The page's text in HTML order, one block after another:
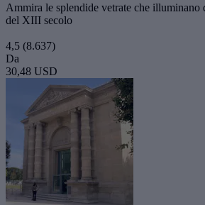
Ammira le splendide vetrate che illuminano
del XIII secolo
4,5 (8.637)
Da
30,48 USD